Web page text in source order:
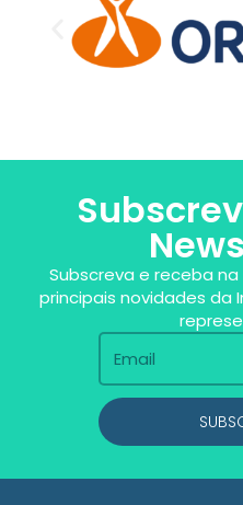
Subscreva e receba
principais novidades da